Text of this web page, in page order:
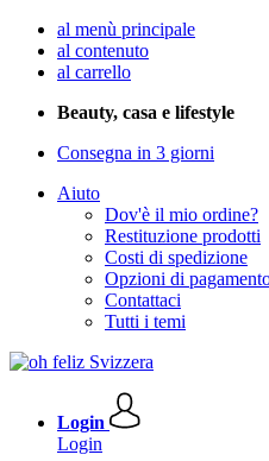
al menù principale
al contenuto
al carrello
Beauty, casa e lifestyle
Consegna in 3 giorni
Aiuto
Dov'è il mio ordine?
Restituzione prodotti
Costi di spedizione
Opzioni di
Contattaci
Tutti i temi
Login
Login